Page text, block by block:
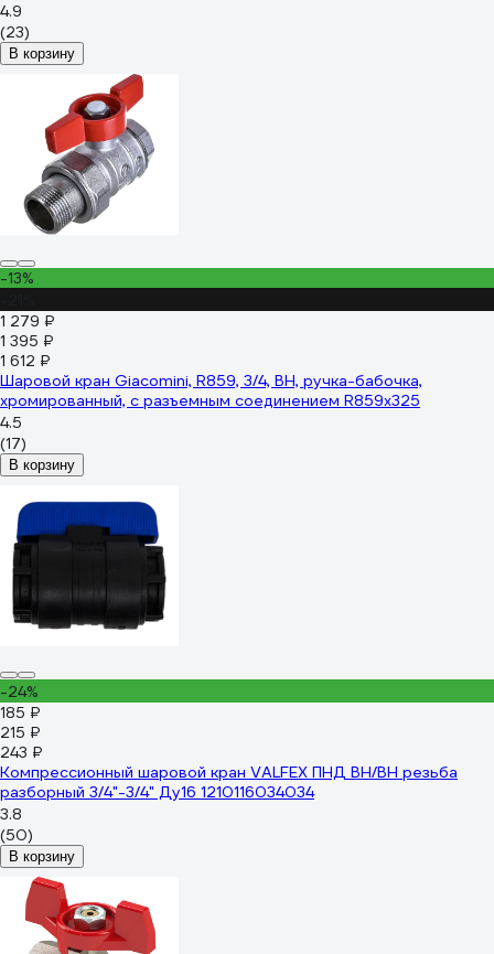
4.9
(23)
В корзину
-13%
1 279 ₽
1 395 ₽
1 612 ₽
Шаровой кран Giacomini, R859, 3/4, ВН, ручка-бабочка,
хромированный, с разъемным соединением R859x325
4.5
(17)
В корзину
-24%
185 ₽
215 ₽
243 ₽
Компрессионный шаровой кран VALFEX ПНД ВН/ВН резьба
разборный 3/4"-3/4" Ду16 1210116034034
3.8
(50)
В корзину